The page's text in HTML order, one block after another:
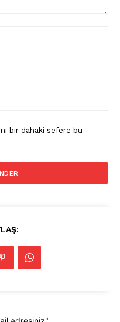
bir dahaki sefere bu